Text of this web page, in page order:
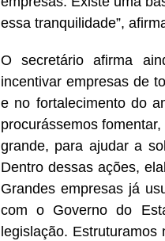
essa tranquilidade”,
O secretário afirma
incentivar empresas de
e no fortalecimento do
procurássemos
grande, para ajudar a
Dentro dessas ações,
Grandes empresas já
com o Governo do
legislação.